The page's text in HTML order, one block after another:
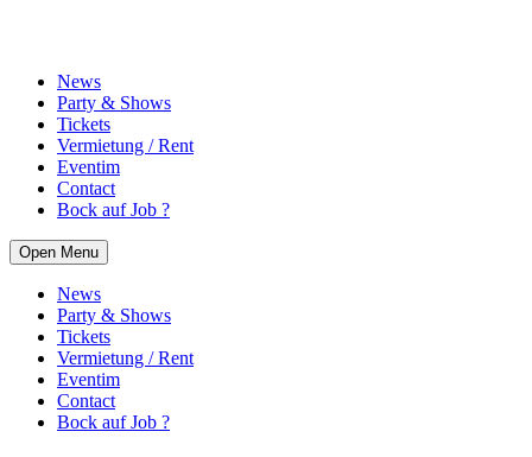
News
Party & Shows
Tickets
Vermietung / Rent
Eventim
Contact
Bock auf Job ?
Open Menu
News
Party & Shows
Tickets
Vermietung / Rent
Eventim
Contact
Bock auf Job ?